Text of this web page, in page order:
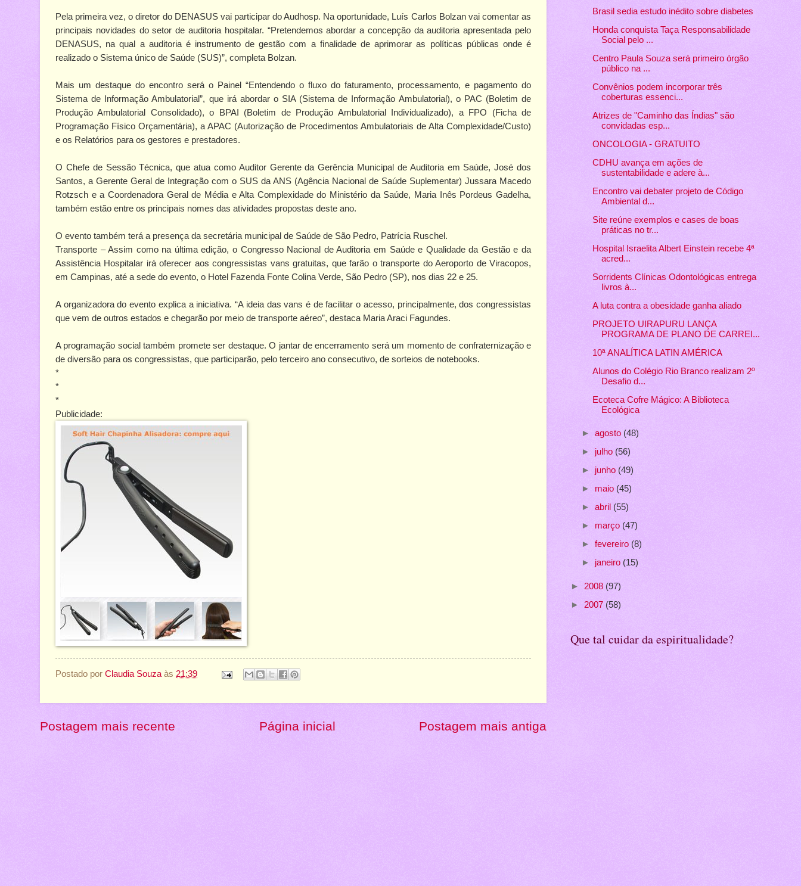
Pela primeira vez, o diretor do DENASUS vai participar do Audhosp. Na oportunidade, Luís Carlos Bolzan vai comentar as
principais novidades do setor de auditoria hospitalar. “Pretendemos abordar a concepção da auditoria apresentada pelo
DENASUS, na qual a auditoria é instrumento de gestão com a finalidade de aprimorar as políticas públicas onde é
realizado o Sistema único de Saúde (SUS)”, completa Bolzan.
Mais um destaque do encontro será o Painel “Entendendo o fluxo do faturamento, processamento, e pagamento do
Sistema de Informação Ambulatorial”, que irá abordar o SIA (Sistema de Informação Ambulatorial), o PAC (Boletim de
Produção Ambulatorial Consolidado), o BPAI (Boletim de Produção Ambulatorial Individualizado), a FPO (Ficha de
Programação Físico Orçamentária), a APAC (Autorização de Procedimentos Ambulatoriais de Alta Complexidade/Custo)
e os Relatórios para os gestores e prestadores.
O Chefe de Sessão Técnica, que atua como Auditor Gerente da Gerência Municipal de Auditoria em Saúde, José dos
Santos, a Gerente Geral de Integração com o SUS da ANS (Agência Nacional de Saúde Suplementar) Jussara Macedo
Rotzsch e a Coordenadora Geral de Média e Alta Complexidade do Ministério da Saúde, Maria Inês Pordeus Gadelha,
também estão entre os principais nomes das atividades propostas deste ano.
O evento também terá a presença da secretária municipal de Saúde de São Pedro, Patrícia Ruschel.
Transporte – Assim como na última edição, o Congresso Nacional de Auditoria em Saúde e Qualidade da Gestão e da
Assistência Hospitalar irá oferecer aos congressistas vans gratuitas, que farão o transporte do Aeroporto de Viracopos,
em Campinas, até a sede do evento, o Hotel Fazenda Fonte Colina Verde, São Pedro (SP), nos dias 22 e 25.
A organizadora do evento explica a iniciativa. “A ideia das vans é de facilitar o acesso, principalmente, dos congressistas
que vem de outros estados e chegarão por meio de transporte aéreo”, destaca Maria Araci Fagundes.
A programação social também promete ser destaque. O jantar de encerramento será um momento de confraternização e
de diversão para os congressistas, que participarão, pelo terceiro ano consecutivo, de sorteios de notebooks.
*
*
*
Publicidade:
Postado por Claudia Souza às 21:39
Postagem mais recente Postagem mais antiga
Página inicial
Brasil sedia estudo inédito sobre diabetes
Honda conquista Taça Responsabilidade
Social pelo ...
Centro Paula Souza será primeiro órgão
público na ...
Convênios podem incorporar três
coberturas essenci...
Atrizes de "Caminho das Índias" são
convidadas esp...
ONCOLOGIA - GRATUITO
CDHU avança em ações de
sustentabilidade e adere à...
Encontro vai debater projeto de Código
Ambiental d...
Site reúne exemplos e cases de boas
práticas no tr...
Hospital Israelita Albert Einstein recebe 4ª
acred...
Sorridents Clínicas Odontológicas entrega
livros à...
A luta contra a obesidade ganha aliado
PROJETO UIRAPURU LANÇA
PROGRAMA DE PLANO DE CARREI...
10ª ANALÍTICA LATIN AMÉRICA
Alunos do Colégio Rio Branco realizam 2º
Desafio d...
Ecoteca Cofre Mágico: A Biblioteca
Ecológica
► agosto (48)
► julho (56)
► junho (49)
► maio (45)
► abril (55)
► março (47)
► fevereiro (8)
► janeiro (15)
► 2008 (97)
► 2007 (58)
Que tal cuidar da espiritualidade?